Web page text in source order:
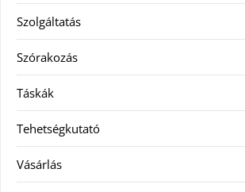
Szolgáltatás
Szórakozás
Táskák
Tehetségkutató
Vásárlás